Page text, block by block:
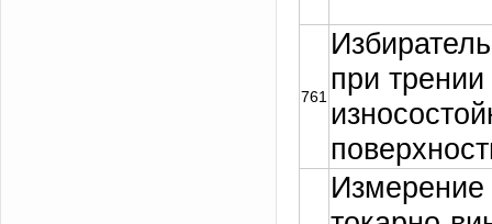
761
при
Измерение